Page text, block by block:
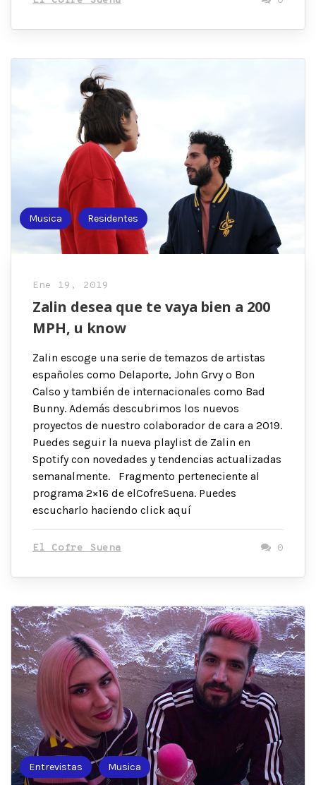
Musica Residentes
Ene 19, 2019
Zalin desea que te vaya bien a 200
MPH, u know
Zalin escoge una serie de temazos de artistas
españoles como Delaporte, John Grvy o Bon
Calso y también de internacionales como Bad
Bunny. Además descubrimos los nuevos
proyectos de nuestro colaborador de cara a 2019.
Puedes seguir la nueva playlist de Zalin en
Spotify con novedades y tendencias actualizadas
semanalmente. Fragmento perteneciente al
programa 2×16 de elCofreSuena. Puedes
escucharlo haciendo click aquí
El Cofre Suena 0
Entrevistas Musica